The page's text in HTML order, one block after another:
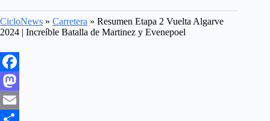
CicloNews » Carretera » Resumen Etapa 2 Vuelta Algarve
2024 | Increíble Batalla de Martinez y Evenepoel
F
aM